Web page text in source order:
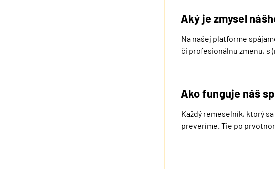
Aký je zmysel
Na našej platforme
či profesionálnu zmenu, s
pracovníkov v čase
Ako funguje náš
Každý remeselník, ktorý
preveríme. Tie po